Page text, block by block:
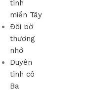
tình
miền Tây
Đôi bờ
thương
nhớ
Duyên
tình cô
Ba